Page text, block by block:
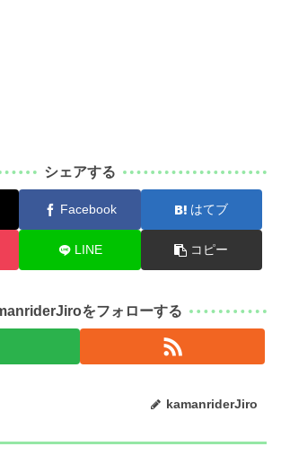
シェアする
Facebook はてブ
LINE コピー
をフォローする
kamanriderJiro